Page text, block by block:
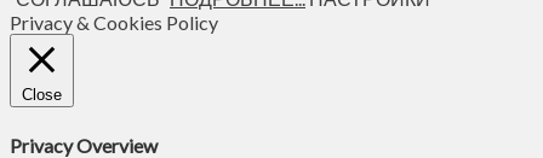
Privacy & Cookies Policy
Close
Privacy Overview